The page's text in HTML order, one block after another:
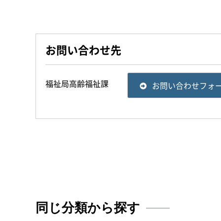
お問い合わせ先
福祉局高齢福祉課 お問い合わせフォ
同じ分類から探す